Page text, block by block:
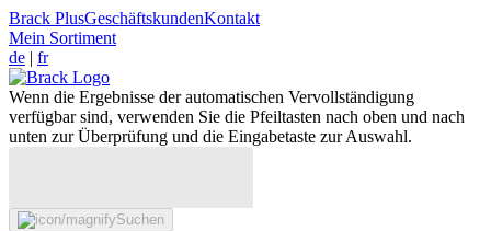
Brack PlusGeschäftskundenKontakt
Mein Sortiment
de | fr
Wenn die Ergebnisse der automatischen Vervollständigung
verfügbar sind, verwenden Sie die Pfeiltasten nach oben und nach
unten zur Überprüfung und die Eingabetaste zur Auswahl.
Suchen